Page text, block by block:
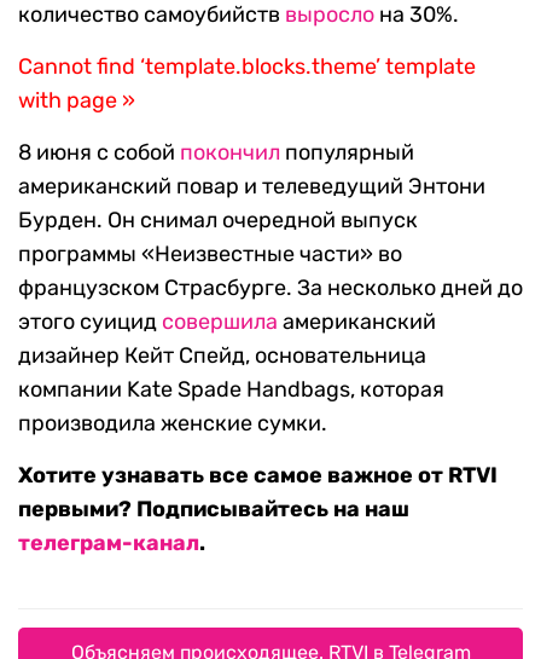
количество самоубийств выросло на 30%.
Cannot find ‘template.blocks.theme’ template
with page »
8 июня с собой покончил популярный
американский повар и телеведущий Энтони
Бурден. Он снимал очередной выпуск
программы «Неизвестные части» во
французском Страсбурге. За несколько дней до
этого суицид совершила американский
дизайнер Кейт Спейд, основательница
компании Kate Spade Handbags, которая
производила женские сумки.
Хотите узнавать все самое важное от RTVI
первыми? Подписывайтесь на наш
телеграм-канал.
Объясняем происходящее. RTVI в Telegram